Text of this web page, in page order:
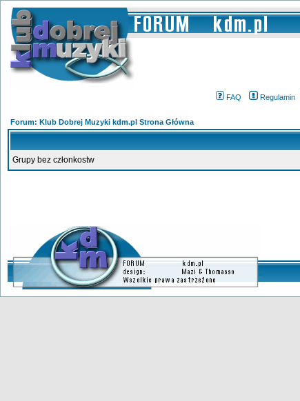
FAQ Regulamin
Forum: Klub Dobrej Muzyki kdm.pl Strona Główna
Grupy bez członkostw